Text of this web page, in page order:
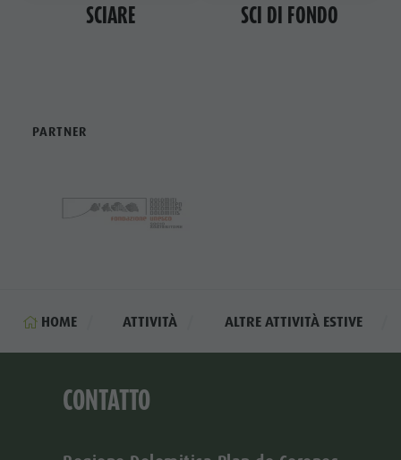
SCIARE SCI DI FONDO
PARTNER
HOME ATTIVITÀ ALTRE ATTIVITÀ ESTIVE
CONTATTO